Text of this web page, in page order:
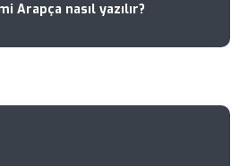
Arapça nasıl yazılır?